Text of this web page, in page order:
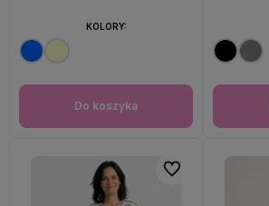
Do koszyka
KOLORY:
Do ulubionych